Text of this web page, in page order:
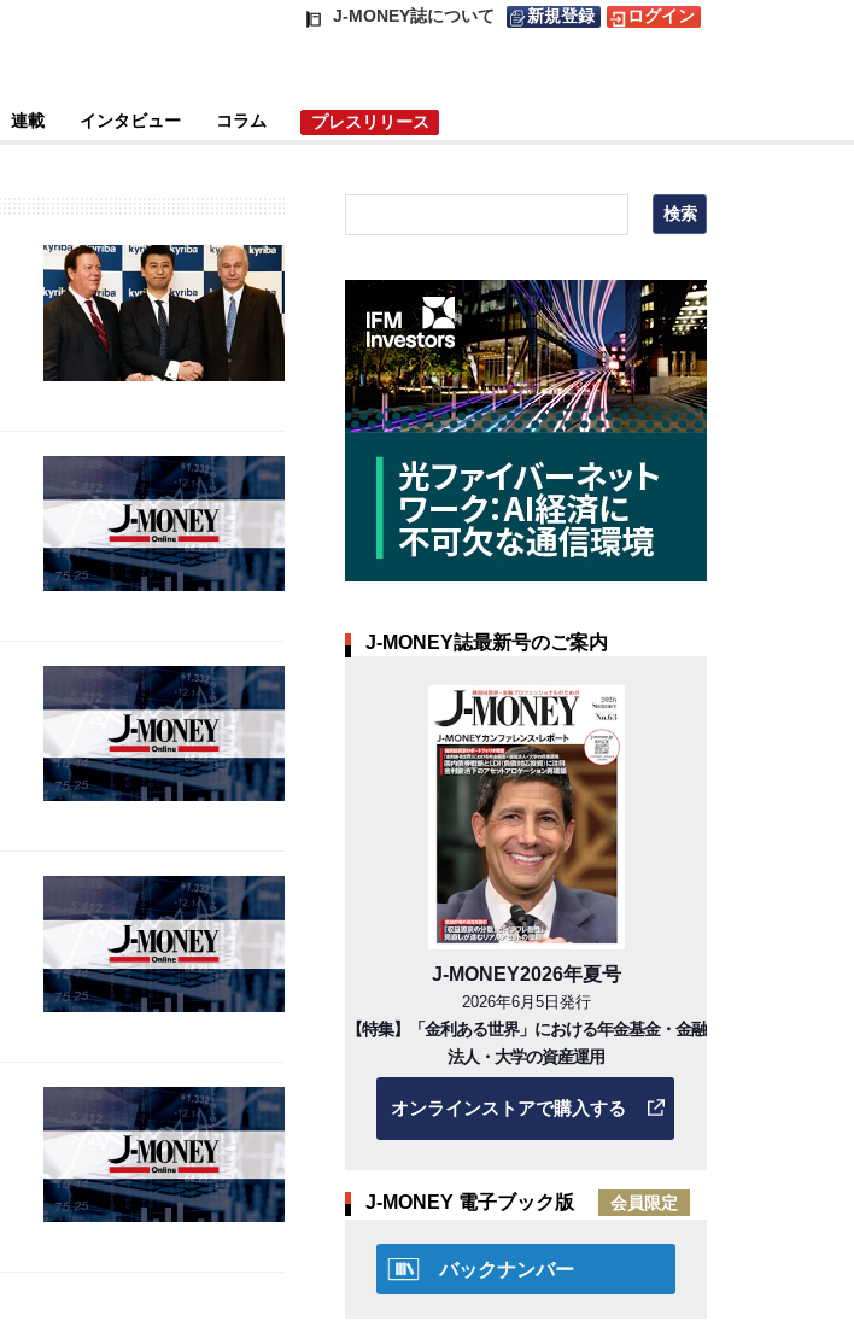
J-MONEY誌について 新規登録 ログイン
連載 インタビュー コラム プレスリリース
J-MONEY誌最新号のご案内
J-MONEY2026年夏号
2026年6月5日発行
【特集】「金利ある世界」における年金基金・金融
法人・大学の資産運用
オンラインストアで購入する
J-MONEY 電子ブック版 会員限定
バックナンバー